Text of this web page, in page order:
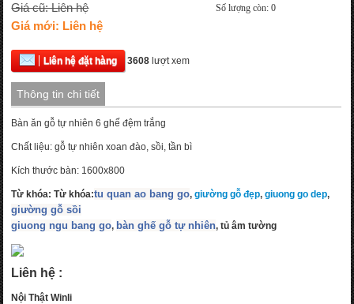
Giá cũ: Liên hệ
Giá mới: Liên hệ
Số lượng còn: 0
Liên hệ đặt hàng 3608 lượt xem
Thông tin chi tiết
Bàn ăn gỗ tự nhiên 6 ghế đệm trắng
Chất liệu: gỗ tự nhiên xoan đào, sồi, tần bì
Kích thước bàn: 1600x800
Từ khóa: Từ khóa:tu quan ao bang go,giường gỗ đẹp,giuong go dep,
giường gỗ sồi
giuong ngu bang go, bàn ghế gỗ tự nhiên, tủ âm tường
Liên hệ :
Nội Thật Winli